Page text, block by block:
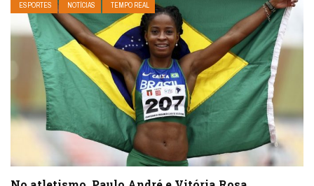
ESPORTES NOTÍCIAS TEMPO REAL